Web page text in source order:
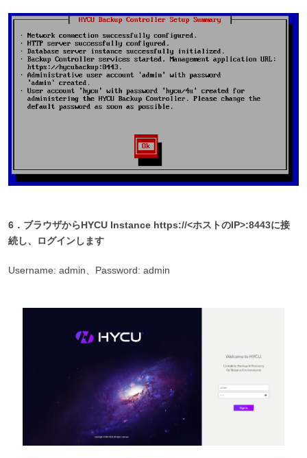
6．ブラウザからHYCU Instance https://<ホストのIP>:8443に接
続し、ログインします
Username: admin、Password: admin